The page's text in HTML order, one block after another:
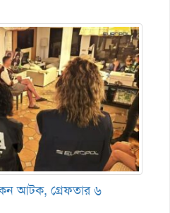
আটক, গ্রেফতার ৬